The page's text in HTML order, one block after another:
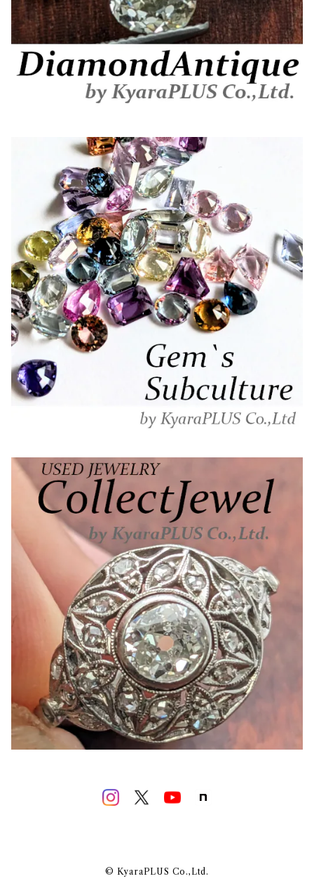
© KyaraPLUS Co.,Ltd.